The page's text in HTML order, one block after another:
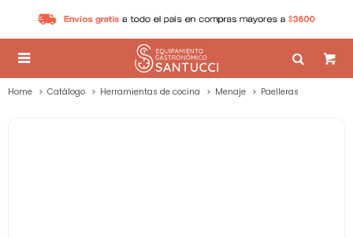

Home Catálogo Herramientas de cocina Menaje Paelleras